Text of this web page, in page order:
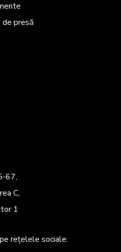
de presă
67,
C,
1
pe rețelele sociale: